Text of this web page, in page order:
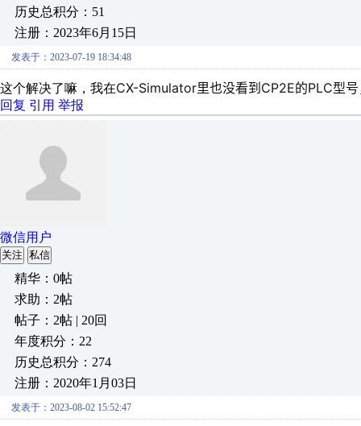
历史总积分：51
注册：2023年6月15日
发表于：2023-07-19 18:34:48
这个解决了嘛，我在CX-Simulator里也没看到CP2E的PLC型
回复 引用 举报
微信用户
关注 私信
精华：0帖
求助：2帖
帖子：2帖 | 20回
年度积分：22
历史总积分：274
注册：2020年1月03日
发表于：2023-08-02 15:52:47